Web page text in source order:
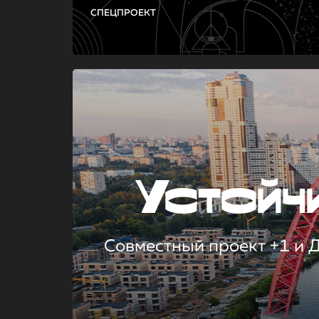
СПЕЦПРОЕКТ
Совместный проект +1 и